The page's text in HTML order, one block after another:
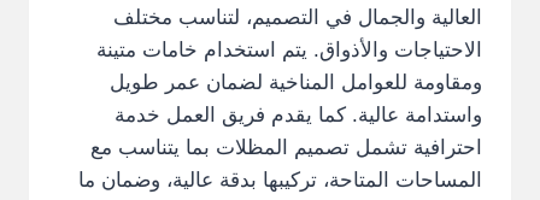
العالية والجمال في التصميم، لتناسب مختلف
الاحتياجات والأذواق. يتم استخدام خامات متينة
ومقاومة للعوامل المناخية لضمان عمر طويل
واستدامة عالية. كما يقدم فريق العمل خدمة
احترافية تشمل تصميم المظلات بما يتناسب مع
المساحات المتاحة، تركيبها بدقة عالية، وضمان ما